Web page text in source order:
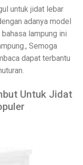
untuk jidat lebar
adanya model
lampung ini
Semoga
dapat terbantu
Untuk Jidat